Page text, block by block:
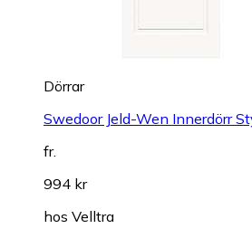
Dörrar
Swedoor Jeld-Wen Innerdörr
fr.
994 kr
hos Velltra